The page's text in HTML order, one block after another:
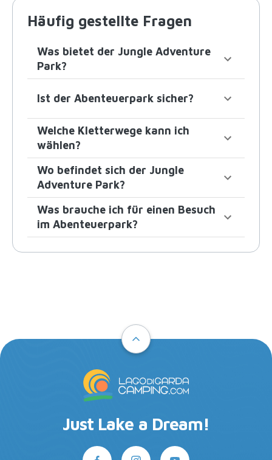
Häufig gestellte Fragen
Was bietet der Jungle Adventure
Park?
Ist der Abenteuerpark sicher?
Welche Kletterwege kann ich
wählen?
Wo befindet sich der Jungle
Adventure Park?
Was brauche ich für einen Besuch
im Abenteuerpark?
Just Lake a Dream!